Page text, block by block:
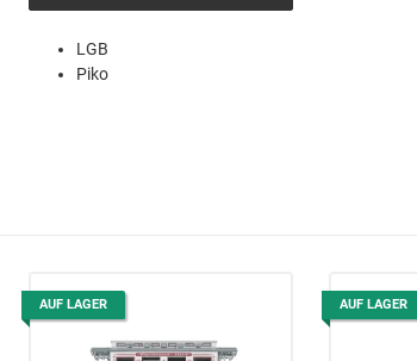
LGB
Piko
AUF LAGER AUF LAGER